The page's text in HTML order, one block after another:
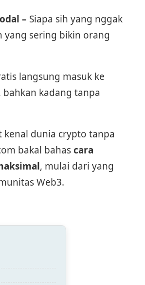
– Siapa sih yang nggak
yang sering bikin orang
langsung masuk ke
kadang tanpa
dunia crypto tanpa
bakal bahascara
, mulai dari yang
Web3.